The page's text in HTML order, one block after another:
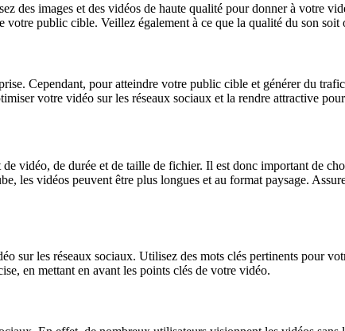
images et des vidéos de haute qualité pour donner à votre
votre public cible. Veillez également à ce que la qualité du son
Cependant, pour atteindre votre public cible et générer du
votre vidéo sur les réseaux sociaux et la rendre attractive
vidéo, de durée et de taille de fichier. Il est donc important de
les vidéos peuvent être plus longues et au format paysage.
sur les réseaux sociaux. Utilisez des mots clés pertinents pour
en mettant en avant les points clés de votre vidéo.